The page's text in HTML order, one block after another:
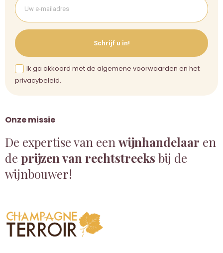
Onze missie
De expertise van een wijnhandelaar en
de prijzen van rechtstreeks bij de
wijnbouwer!
Schrijf u in!
Ik ga akkoord met de algemene voorwaarden en het
privacybeleid.